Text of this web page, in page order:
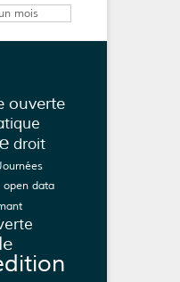
ouverte
droit
open data